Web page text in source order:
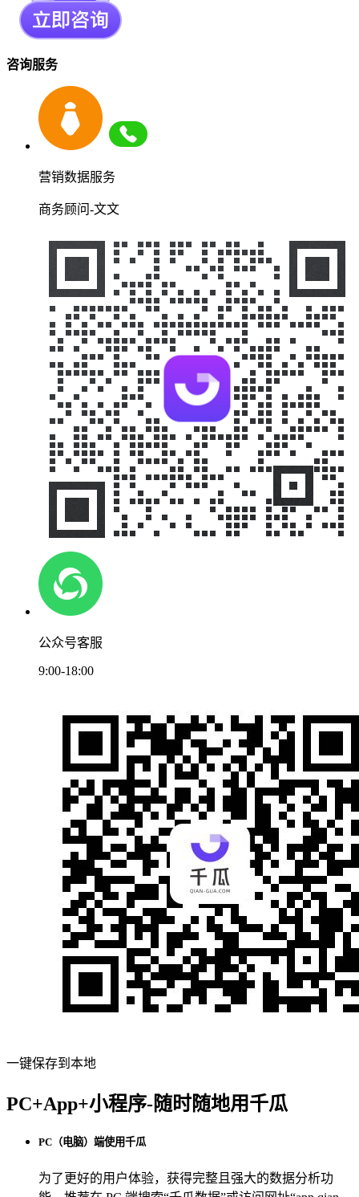
咨询服务
营销数据服务
商务顾问-文文
公众号客服
9:00-18:00
一键保存到本地
PC+App+小程序-随时随地用千瓜
PC（电脑）端使用千瓜
为了更好的用户体验，获得完整且强大的数据分析功